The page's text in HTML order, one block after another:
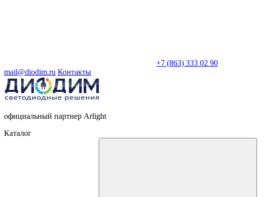
+7 (863) 333 02 90
mail@diodim.ru Контакты
официальный партнер Arlight
Каталог